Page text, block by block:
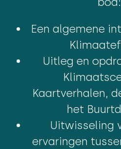
Een algemene
Uitleg en
Kaartverhalen,
het
Uitwisseling
ervaringen